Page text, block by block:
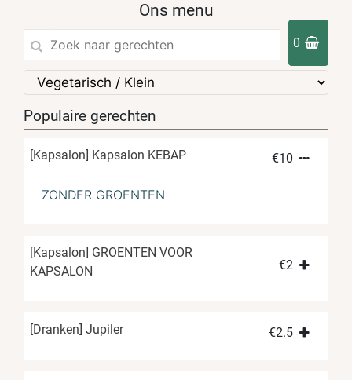
Ons menu
0
Populaire gerechten
[Kapsalon] Kapsalon KEBAP €10
ZONDER GROENTEN
[Kapsalon] GROENTEN VOOR
KAPSALON
€2
[Dranken] Jupiler €2.5